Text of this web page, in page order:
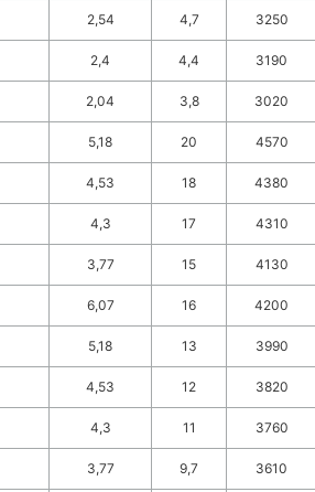
2,54 4,7 3250
2,4 4,4 3190
2,04 3,8 3020
5,18 20 4570
4,53 18 4380
4,3 17 4310
3,77 15 4130
6,07 16 4200
5,18 13 3990
4,53 12 3820
4,3 11 3760
3,77 9,7 3610